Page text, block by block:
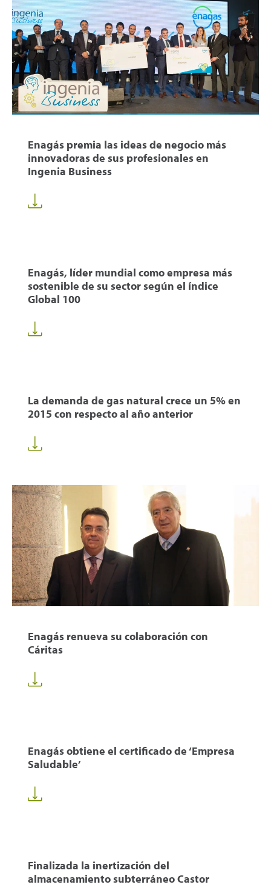
Enagás premia las ideas de negocio más
innovadoras de sus profesionales en
Ingenia Business
Enagás, líder mundial como empresa más
sostenible de su sector según el índice
Global 100
La demanda de gas natural crece un 5% en
2015 con respecto al año anterior
Enagás renueva su colaboración con
Cáritas
Enagás obtiene el certificado de ‘Empresa
Saludable’
Finalizada la inertización del
almacenamiento subterráneo Castor